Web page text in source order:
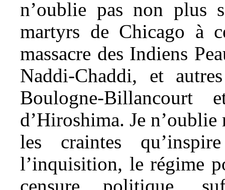
n’oublie pas non plus
martyrs de Chicago à
massacre des Indiens
Naddi-Chaddi, et
Boulogne-Billancourt
d’Hiroshima. Je
les craintes
l’inquisition, le régime
censure politique,